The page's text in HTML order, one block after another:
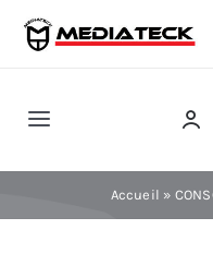
Skip
Toggle
Navigation
Accueil »